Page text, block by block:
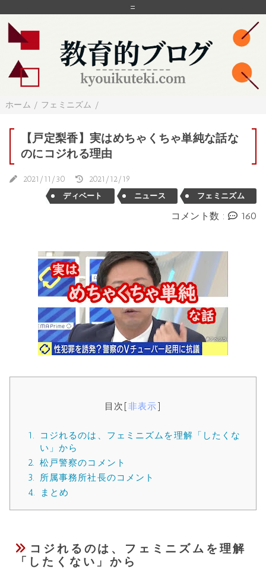
=
ホーム / フェミニズム /
【戸定梨香】実はめちゃくちゃ単純な話な
のにコジれる理由
2021/11/30
2021/12/19
ディベート
ニュース フェミニズム
コメント数 : 160
目次 [非表示]
1.
コジれるのは、フェミニズムを理解「したくな
い」から
2. 松戸警察のコメント
3.
所属事務所社長のコメント
4.
まとめ
コジれるのは、フェミニズムを理解
「したくない」から